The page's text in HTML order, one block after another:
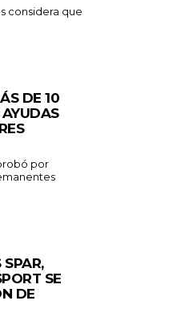
considera que
DE 10
por
SE
DE